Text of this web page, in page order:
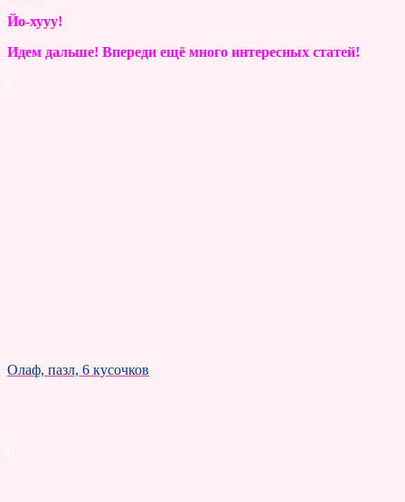
Йо-хууу!
Идем дальше! Впереди ещё много интересных статей!
Олаф, пазл, 6 кусочков